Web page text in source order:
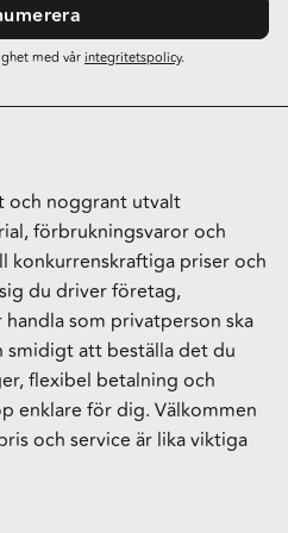
med vårintegritetspolicy.
noggrant utvalt
förbrukningsvaror och
priser och
du driver företag,
som privatperson ska
att beställa det du
flexibel betalning och
enklare för dig. Välkommen
och service är lika viktiga